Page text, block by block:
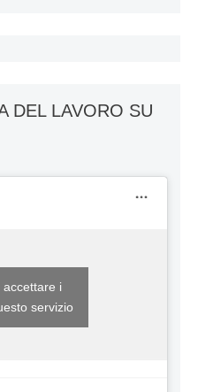
DEL LAVORO SU
accettare i
servizio